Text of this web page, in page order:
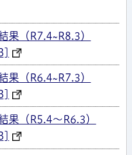
果（R7.4~R8.3）
果（R6.4~R7.3）
果（R5.4～R6.3）